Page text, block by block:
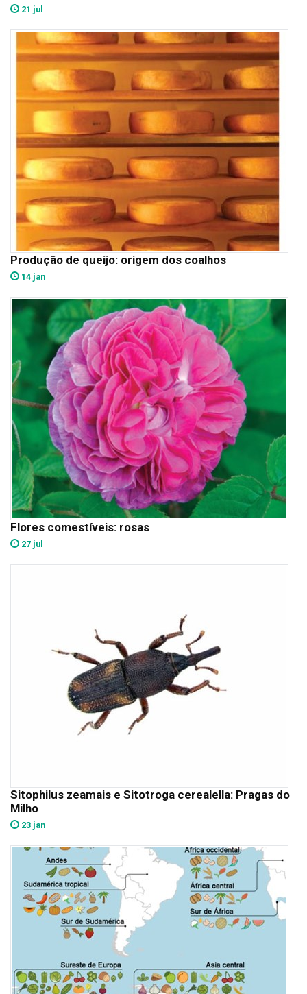
21 jul
Produção de queijo: origem dos coalhos
14 jan
Flores comestíveis: rosas
27 jul
Sitophilus zeamais e Sitotroga cerealella: Pragas do
Milho
23 jan